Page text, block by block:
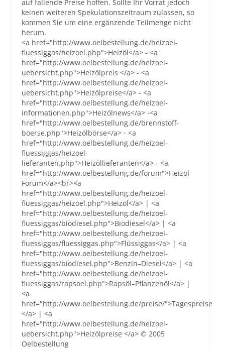
Händler
Hilfe und Kontakt
Shop
auf fallende Preise hoffen. Sollte Ihr Vorrat jedoch
keinen weiteren Spekulationszeitraum zulassen, so
kommen Sie um eine ergänzende Teilmenge nicht
herum.
<a href="http://www.oelbestellung.de/heizoel-
fluessiggas/heizoel.php">Heizöl</a> - <a
href="http://www.oelbestellung.de/heizoel-
uebersicht.php">Heizölpreis </a> - <a
href="http://www.oelbestellung.de/heizoel-
uebersicht.php">Heizölpreise</a> - <a
href="http://www.oelbestellung.de/heizoel-
informationen.php">Heizölnews</a> -<a
href="http://www.oelbestellung.de/brennstoff-
boerse.php">Heizölbörse</a> - <a
href="http://www.oelbestellung.de/heizoel-
fluessiggas/heizoel-
lieferanten.php">Heizöllieferanten</a> - <a
href="http://www.oelbestellung.de/forum">Heizöl-
Forum</a><br><a
href="http://www.oelbestellung.de/heizoel-
fluessiggas/heizoel.php">Heizöl</a> | <a
href="http://www.oelbestellung.de/heizoel-
fluessiggas/biodiesel.php">Biodiesel</a> | <a
href="http://www.oelbestellung.de/heizoel-
fluessiggas/fluessiggas.php">Flüssiggas</a> | <a
href="http://www.oelbestellung.de/heizoel-
fluessiggas/biodiesel.php">Benzin–Diesel</a> | <a
href="http://www.oelbestellung.de/heizoel-
fluessiggas/rapsoel.php">Rapsöl–Pflanzenöl</a> |
<a
href="http://www.oelbestellung.de/preise/">Tagespreise
</a> | <a
href="http://www.oelbestellung.de/heizoel-
uebersicht.php">Heizölpreise </a> © 2005
Oelbestellung